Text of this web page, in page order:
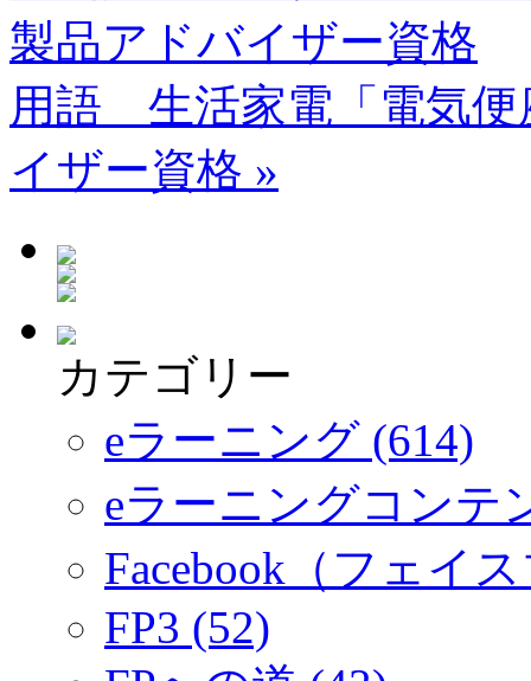
製品アドバイザー資格
用語 生活家電「電気便
イザー資格 »
カテゴリー
eラーニング (614)
eラーニングコンテ
Facebook（フェイ
FP3 (52)